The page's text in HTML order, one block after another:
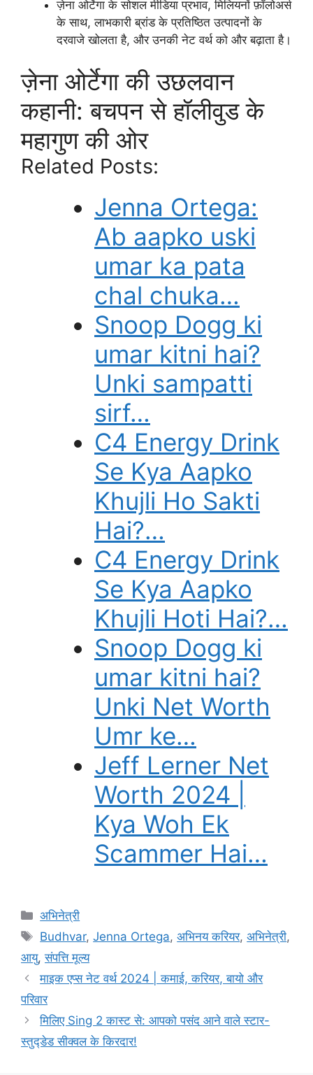
ज़ेना ओर्टेगा के सोशल मीडिया प्रभाव, मिलियनों फ़ॉलोअर्स
के साथ, लाभकारी ब्रांड के प्रतिष्ठित उत्पादनों के
दरवाजे खोलता है, और उनकी नेट वर्थ को और बढ़ाता है।
ज़ेना ओर्टेगा की उछलवान
कहानी: बचपन से हॉलीवुड के
महागुण की ओर
Related Posts:
Jenna Ortega:
Ab aapko uski
umar ka pata
chal chuka…
Snoop Dogg ki
umar kitni hai?
Unki sampatti
sirf…
C4 Energy Drink
Se Kya Aapko
Khujli Ho Sakti
Hai?…
C4 Energy Drink
Se Kya Aapko
Khujli Hoti Hai?…
Snoop Dogg ki
umar kitni hai?
Unki Net Worth
Umr ke…
Jeff Lerner Net
Worth 2024 |
Kya Woh Ek
Scammer Hai…
Categories
अभिनेत्री
Tags
Budhvar,Jenna Ortega,अभिनय करियर,अभिनेत्री,
आयु,संपत्ति मूल्य
माइक एप्स नेट वर्थ 2024 | कमाई, करियर, बायो और
परिवार
मिलिए Sing 2 कास्ट से: आपको पसंद आने वाले स्टार-
स्तुद्डेड सीक्वल के किरदार!